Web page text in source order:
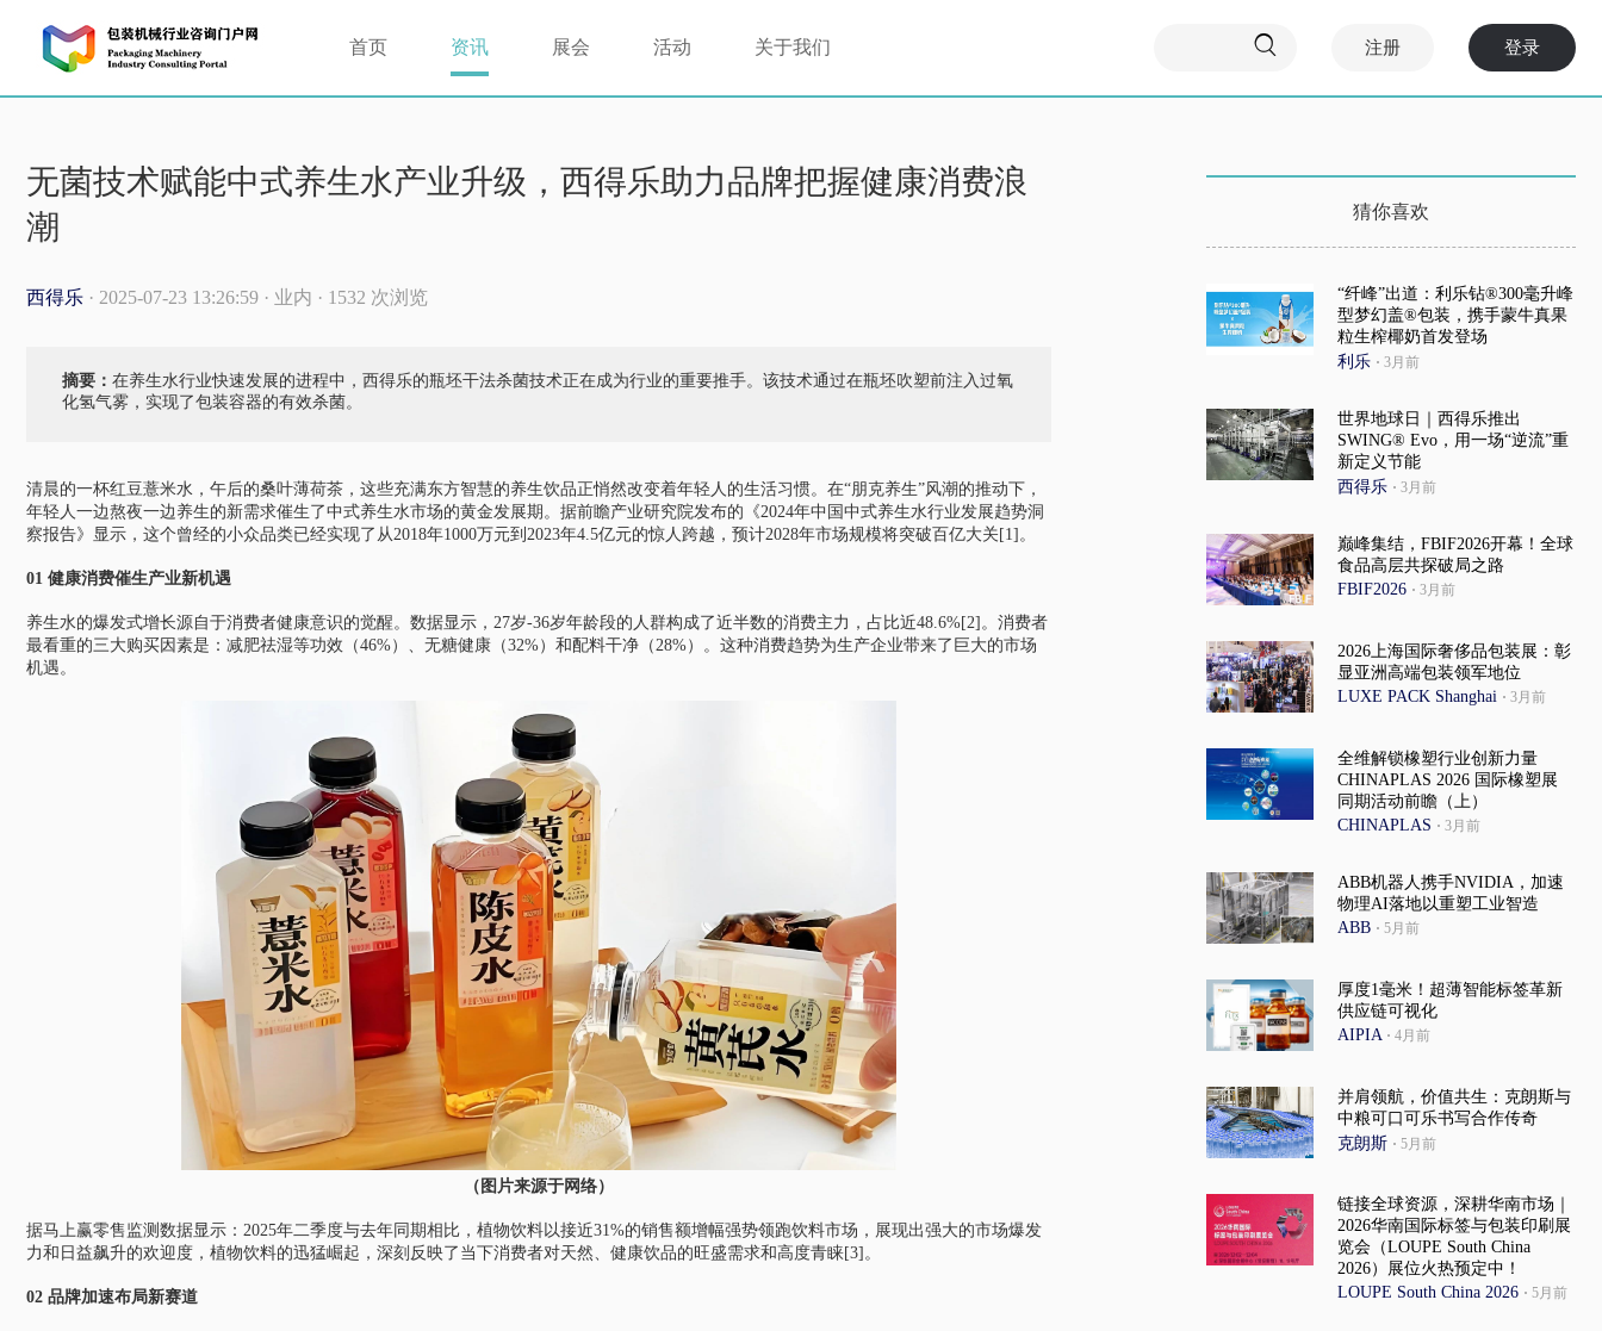
首页 资讯 展会 活动 关于我们  注册 登录
无菌技术赋能中式养生水产业升级，西得乐助力品牌把握健康消费浪
潮
西得乐 · 2025-07-23 13:26:59 · 业内 · 1532 次浏览
摘要： 在养生水行业快速发展的进程中，西得乐的瓶坯干法杀菌技术正在成为行业的重要推手。该技术通过在瓶坯吹塑前注入过氧
化氢气雾，实现了包装容器的有效杀菌。
清晨的一杯红豆薏米水，午后的桑叶薄荷茶，这些充满东方智慧的养生饮品正悄然改变着年轻人的生活习惯。在“朋克养生”风潮的推动下，
年轻人一边熬夜一边养生的新需求催生了中式养生水市场的黄金发展期。据前瞻产业研究院发布的《2024年中国中式养生水行业发展趋势洞
察报告》显示，这个曾经的小众品类已经实现了从2018年1000万元到2023年4.5亿元的惊人跨越，预计2028年市场规模将突破百亿大关[1]。
01 健康消费催生产业新机遇
养生水的爆发式增长源自于消费者健康意识的觉醒。数据显示，27岁-36岁年龄段的人群构成了近半数的消费主力，占比近48.6%[2]。消费者
最看重的三大购买因素是：减肥祛湿等功效（46%）、无糖健康（32%）和配料干净（28%）。这种消费趋势为生产企业带来了巨大的市场
机遇。
（图片来源于网络）
据马上赢零售监测数据显示：2025年二季度与去年同期相比，植物饮料以接近31%的销售额增幅强势领跑饮料市场，展现出强大的市场爆发
力和日益飙升的欢迎度，植物饮料的迅猛崛起，深刻反映了当下消费者对天然、健康饮品的旺盛需求和高度青睐[3]。
02 品牌加速布局新赛道
猜你喜欢
“纤峰”出道：利乐钻®300毫升峰
型梦幻盖®包装，携手蒙牛真果
粒生榨椰奶首发登场
利乐 · 3月前
世界地球日｜西得乐推出
SWING® Evo，用一场“逆流”重
新定义节能
西得乐 · 3月前
巅峰集结，FBIF2026开幕！全球
食品高层共探破局之路
FBIF2026 · 3月前
2026上海国际奢侈品包装展：彰
显亚洲高端包装领军地位
LUXE PACK Shanghai · 3月前
全维解锁橡塑行业创新力量
CHINAPLAS 2026 国际橡塑展
同期活动前瞻（上）
CHINAPLAS · 3月前
ABB机器人携手NVIDIA，加速
物理AI落地以重塑工业智造
ABB · 5月前
厚度1毫米！超薄智能标签革新
供应链可视化
AIPIA · 4月前
并肩领航，价值共生：克朗斯与
中粮可口可乐书写合作传奇
克朗斯 · 5月前
链接全球资源，深耕华南市场｜
2026华南国际标签与包装印刷展
览会（LOUPE South China
2026）展位火热预定中！
LOUPE South China 2026 · 5月前